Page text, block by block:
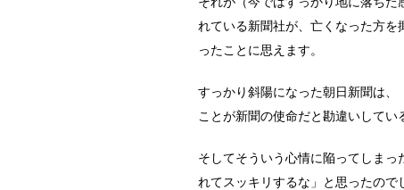
れている新聞社が、亡くなった方
ったことに思えます。
すっかり斜陽になった朝日新聞は、
ことが新聞の使命だと勘違いしてい
そしてそういう心情に陥ってしま
れてスッキリするな」と思ったので